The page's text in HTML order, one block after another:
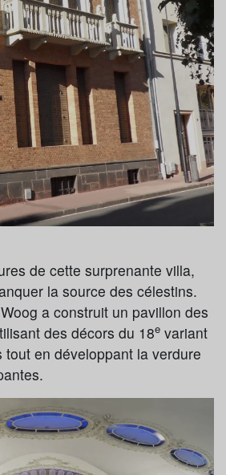
de cette surprenante villa,
la source des célestins.
a construit un pavillon des
des décors du 18e variant
tout en développant la verdure